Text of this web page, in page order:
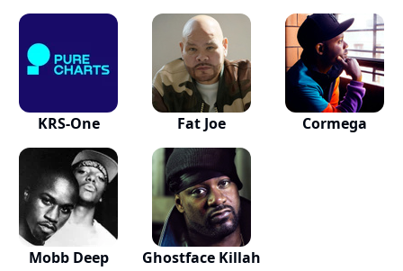
KRS-One Fat Joe Cormega
Mobb Deep Ghostface Killah